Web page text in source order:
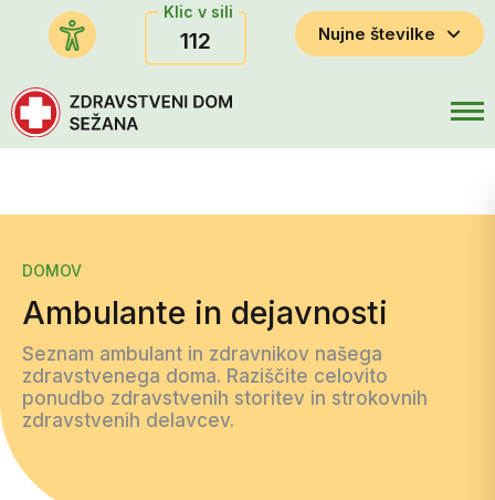
Klic v sili
112 Nujne številke
DOMOV
Ambulante in dejavnosti
Seznam ambulant in zdravnikov našega
zdravstvenega doma. Raziščite celovito
ponudbo zdravstvenih storitev in strokovnih
zdravstvenih delavcev.